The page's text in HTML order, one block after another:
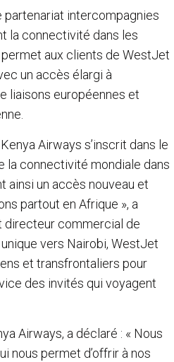
partenariat intercompagnies
la connectivité dans les
aux clients de WestJet
un accès élargi à
liaisons européennes et
Airways s’inscrit dans le
la connectivité mondiale dans
ainsi un accès nouveau et
partout en Afrique », a
directeur commercial de
vers Nairobi, WestJet
et transfrontaliers pour
des invités qui voyagent
Airways, a déclaré : « Nous
nous permet d’offrir à nos